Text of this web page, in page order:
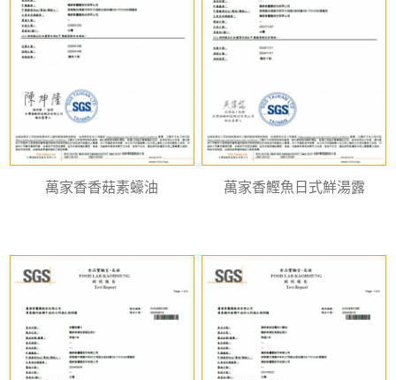
萬家香香菇素蠔油 萬家香鰹魚日式鮮湯露